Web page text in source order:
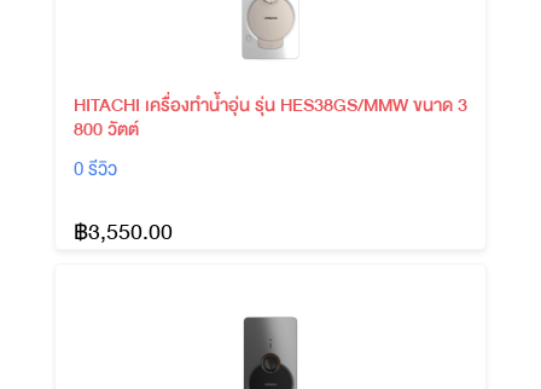
HITACHI เครื่องทำน้ำอุ่น รุ่น HES38GS/MMW ขนาด 3
800 วัตต์
0 รีวิว
฿3,550.00